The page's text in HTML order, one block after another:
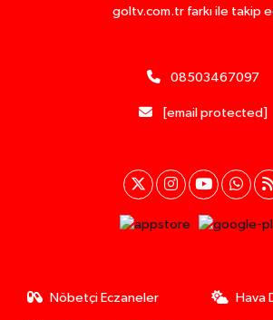
goltv.com.tr farkı ile takip
08503467097
[email protected]
Nöbetçi Eczaneler Hava